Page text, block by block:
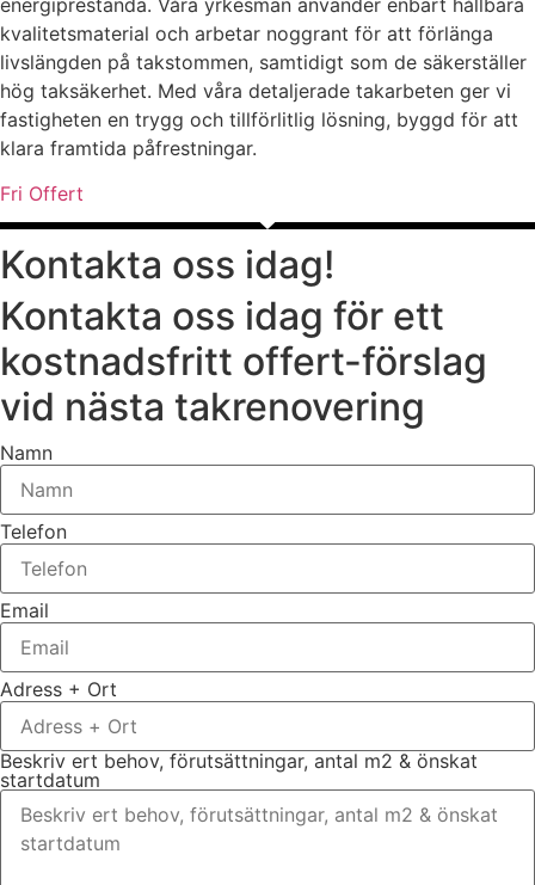
energiprestanda. Våra yrkesmän använder enbart hållbara
kvalitetsmaterial och arbetar noggrant för att förlänga
livslängden på takstommen, samtidigt som de säkerställer
hög taksäkerhet. Med våra detaljerade takarbeten ger vi
fastigheten en trygg och tillförlitlig lösning, byggd för att
klara framtida påfrestningar.
Fri Offert
Kontakta oss idag!
Kontakta oss idag för ett
kostnadsfritt offert-förslag
vid nästa takrenovering
Namn
Telefon
Email
Adress + Ort
Beskriv ert behov, förutsättningar, antal m2 & önskat
startdatum